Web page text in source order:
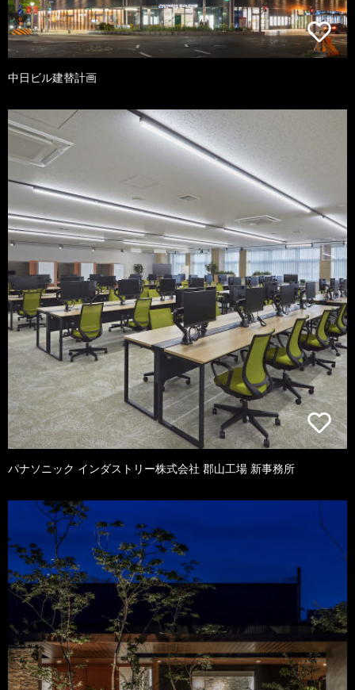
中日ビル建替計画
パナソニック インダストリー株式会社 郡山工場 新事務所